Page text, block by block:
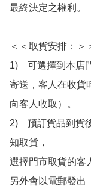
最終決定之權利。
＜＜取貨安排：＞
1)　可選擇到本店
寄送，客人在收貨
向客人收取）。
2)　預訂貨品到貨
知取貨，
選擇門市取貨的客
另外會以電郵發出